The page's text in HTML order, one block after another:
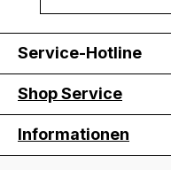
Service-Hotline
Shop Service
Informationen